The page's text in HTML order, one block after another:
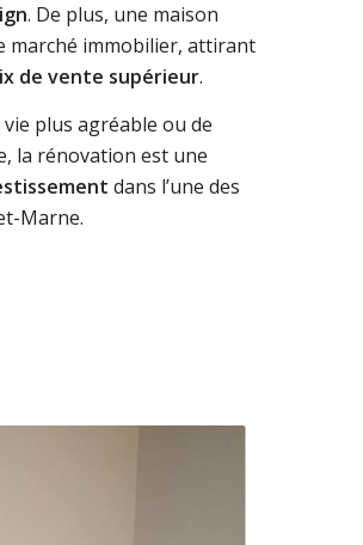
. De plus, une maison
marché immobilier, attirant
de vente supérieur.
plus agréable ou de
la rénovation est une
dans l’une des
Marne.